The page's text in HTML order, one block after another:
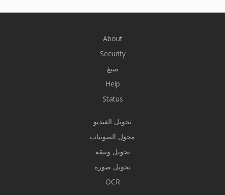
About
Security
صيغ
Help
Status
تحويل الفيديو
محول الصوتيات
تحويل وثيقة
تحويل صورة
OCR